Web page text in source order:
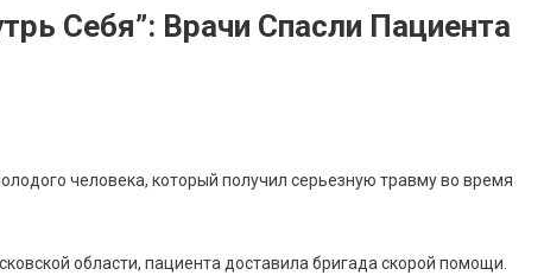
Себя”: Врачи Спасли Пациента
человека, который получил серьезную травму во время
области, пациента доставила бригада скорой помощи.